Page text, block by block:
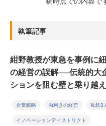
執筆記事
紺野教授が東急を事例に
の経営の誤解──伝統的大
ションを阻む壁と乗り越
企業戦略 両利きの経営 私鉄
イノベーションディストリクト